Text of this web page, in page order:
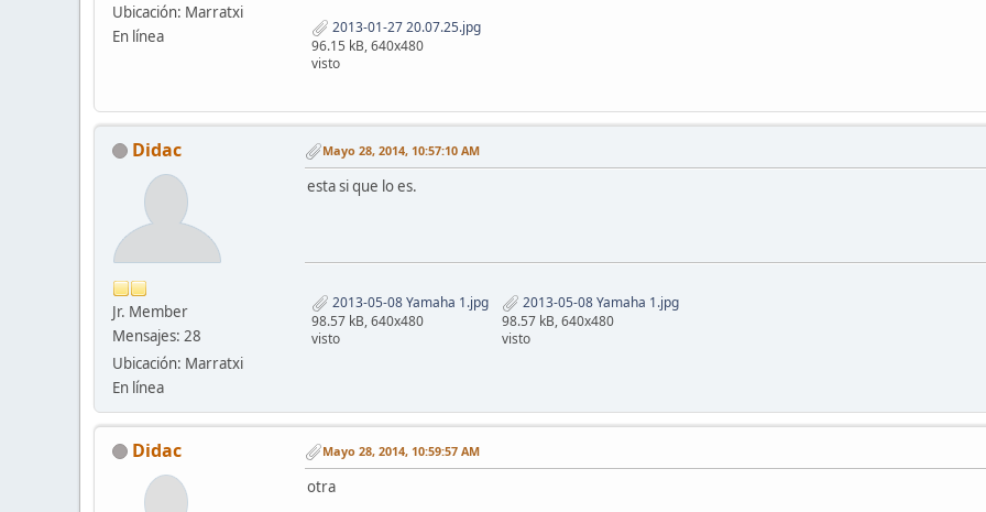
Ubicación: Marratxi
En línea
2013-01-27 20.07.25.jpg
96.15 kB, 640x480
visto
Didac
Jr. Member
Mensajes: 28
Ubicación: Marratxi
En línea
Mayo 28, 2014, 10:57:10 AM
esta si que lo es.
2013-05-08 Yamaha 1.jpg
98.57 kB, 640x480
visto
2013-05-08 Yamaha 1.jpg
98.57 kB, 640x480
visto
Didac Mayo 28, 2014, 10:59:57 AM
otra